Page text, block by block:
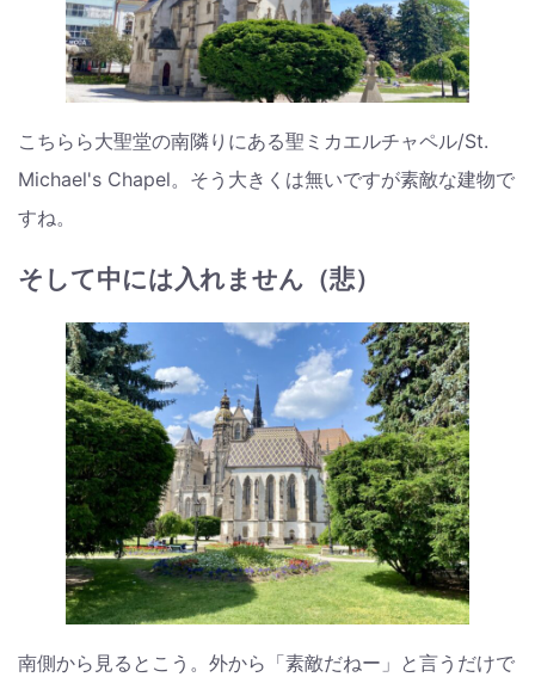
こちらら大聖堂の南隣りにある聖ミカエルチャペル/St.
Michael's Chapel。そう大きくは無いですが素敵な建物で
すね。
そして中には入れません（悲）
南側から見るとこう。外から「素敵だねー」と言うだけで